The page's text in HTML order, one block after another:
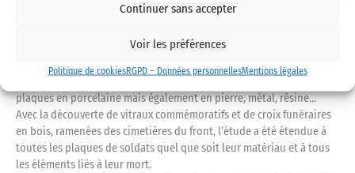
Continuer sans accepter
Voir les préférences
Politique de cookiesRGPD – Données personnellesMentions légales
étudiée jusqu’alors, celle des plaques commémoratives des soldats
cimetières du département a été étudié entre 2016 et le début de
l’année 2018.
Ce travail a permis de faire apparaître une très grande diversité de
plaques en porcelaine mais également en pierre, métal, résine…
Avec la découverte de vitraux commémoratifs et de croix funéraires
en bois, ramenées des cimetières du front, l’étude a été étendue à
toutes les plaques de soldats quel que soit leur matériau et à tous
les éléments liés à leur mort.